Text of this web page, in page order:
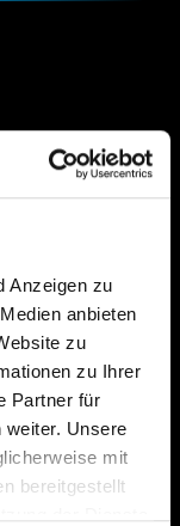
Anzeigen zu
anbieten
zu
zu Ihrer
Partner für
weiter. Unsere
mit
bereitgestellt